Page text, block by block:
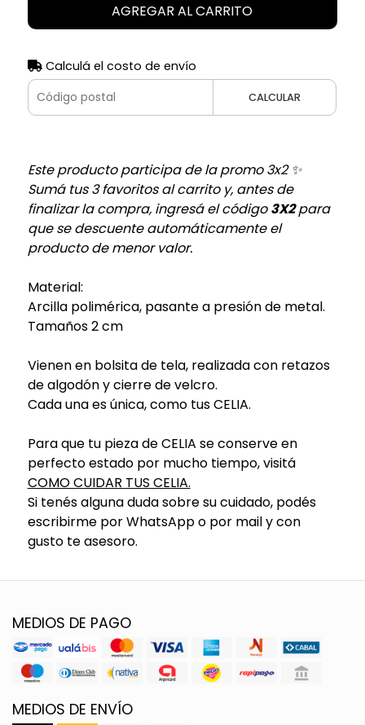
AGREGAR AL CARRITO
Calculá el costo de envío
CALCULAR
Este producto participa de la promo 3x2 ✨
Sumá tus 3 favoritos al carrito y, antes de
finalizar la compra, ingresá el código3X2para
que se descuente automáticamente el
producto de menor valor.
Material:
Arcilla polimérica, pasante a presión de metal.
Tamaños 2 cm
Vienen en bolsita de tela, realizada con retazos
de algodón y cierre de velcro.
Cada una es única, como tus CELIA.
Para que tu pieza de CELIA se conserve en
perfecto estado por mucho tiempo, visitá
COMO CUIDAR TUS CELIA.
Si tenés alguna duda sobre su cuidado, podés
escribirme por WhatsApp o por mail y con
gusto te asesoro.
MEDIOS DE PAGO
MEDIOS DE ENVÍO